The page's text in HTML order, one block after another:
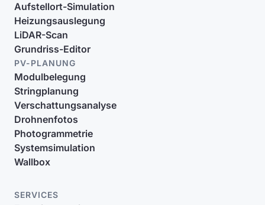
Aufstellort-Simulation
Heizungsauslegung
LiDAR-Scan
Grundriss-Editor
PV-PLANUNG
Modulbelegung
Stringplanung
Verschattungsanalyse
Drohnenfotos
Photogrammetrie
Systemsimulation
Wallbox
SERVICES